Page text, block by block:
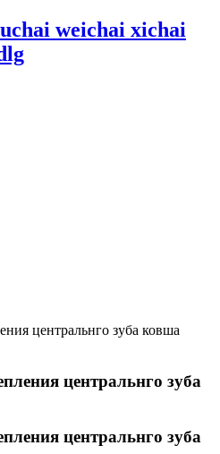
центральнго зуба
центральнго зуба